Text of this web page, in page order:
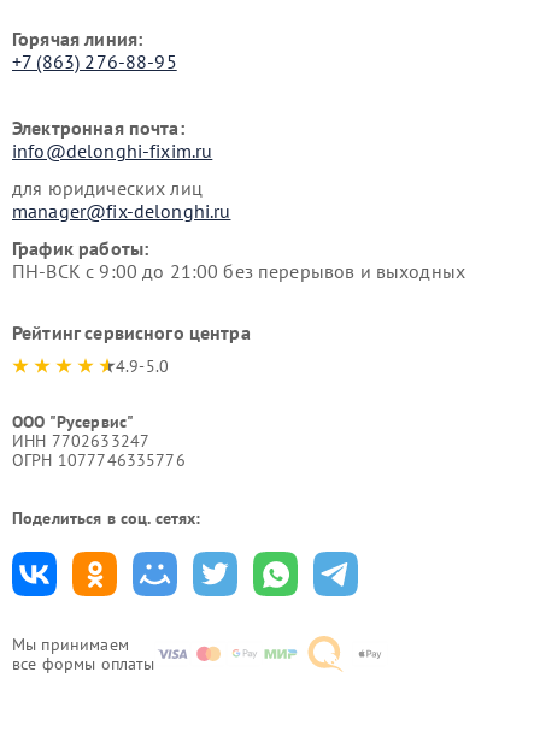
Мы принимаем
все формы оплаты
Горячая линия:
+7 (863) 276-88-95
Электронная почта:
info@delonghi-fixim.ru
для юридических лиц
manager@fix-delonghi.ru
График работы:
ПН-ВСК с 9:00 до 21:00 без перерывов и выходных
Рейтинг сервисного центра
4.9-5.0
ООО "Русервис"
ИНН 7702633247
ОГРН 1077746335776
Поделиться в соц. сетях: